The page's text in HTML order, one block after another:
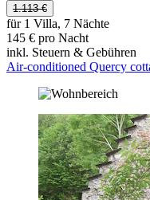
1.113 €
für 1 Villa, 7 Nächte
145 € pro Nacht
inkl. Steuern & Gebühren
Air-conditioned Quercy